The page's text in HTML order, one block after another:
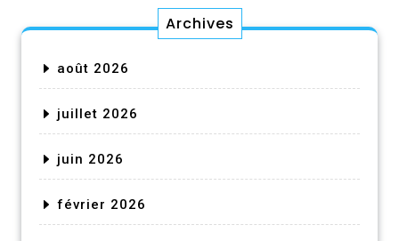
Archives
août 2026
juillet 2026
juin 2026
février 2026